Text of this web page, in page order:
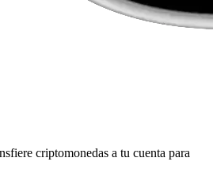
criptomonedas a tu cuenta para